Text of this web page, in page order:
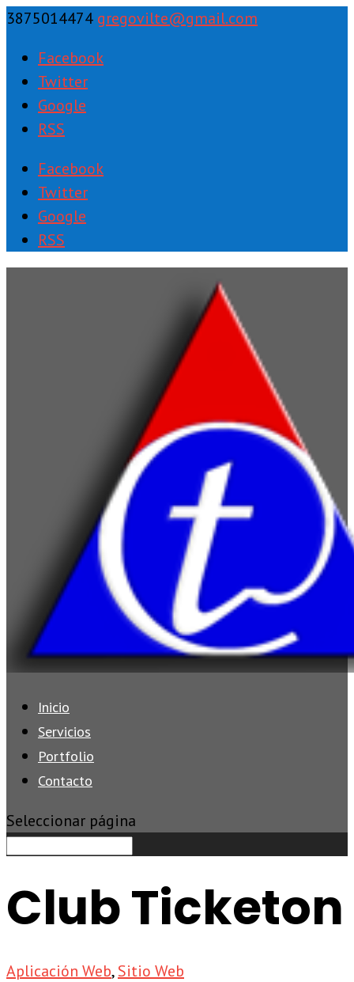
3875014474 gregovilte@gmail.com
Facebook
Twitter
Google
RSS
Facebook
Twitter
Google
RSS
Inicio
Servicios
Portfolio
Contacto
Seleccionar página
Club Ticketon
Aplicación Web,Sitio Web